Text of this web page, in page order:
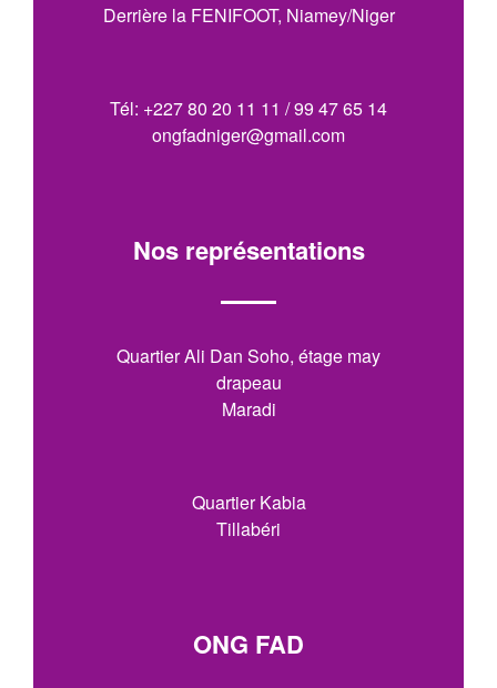
Derrière la FENIFOOT, Niamey/Niger
Tél: +227 80 20 11 11 / 99 47 65 14
ongfadniger@gmail.com
Nos représentations
Quartier Ali Dan Soho, étage may
drapeau
Maradi
Quartier Kabia
Tillabéri
ONG FAD